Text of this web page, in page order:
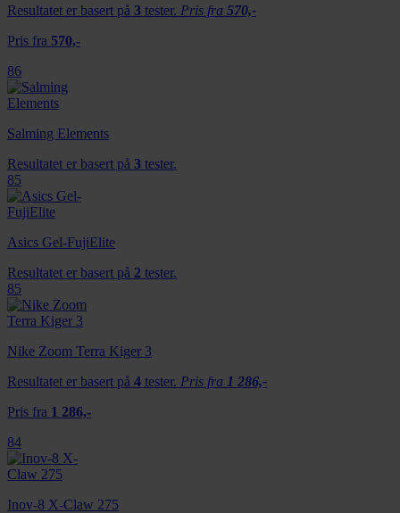
Resultatet er basert på 3 tester. Pris fra 570,-
Pris fra 570,-
86
Salming Elements
Resultatet er basert på 3 tester.
85
Asics Gel-FujiElite
Resultatet er basert på 2 tester.
85
Nike Zoom Terra Kiger 3
Resultatet er basert på 4 tester. Pris fra 1 286,-
Pris fra 1 286,-
84
Inov-8 X-Claw 275